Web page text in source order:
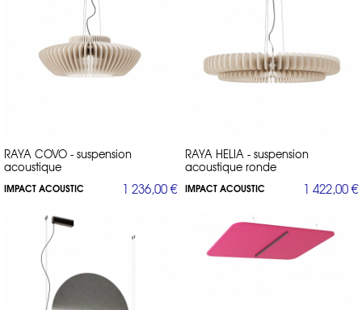
RAYA COVO - suspension
acoustique
IMPACT ACOUSTIC 1 236,00 €
RAYA HELIA - suspension
acoustique ronde
IMPACT ACOUSTIC 1 422,00 €